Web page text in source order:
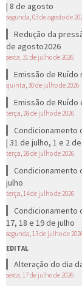
| 8 de agosto
segunda, 03 de agosto de
Redução da
de agosto2026
sexta, 31 de julho de 2026
Emissão de Ruído
quinta, 30 de julho de 2026
Emissão de Ruído
terça, 28 de julho de 2026
Condicionamento
| 31 de julho, 1 e 2
terça, 28 de julho de 2026
Condicionamento
julho
terça, 14 de julho de 2026
Condicionamento
17, 18 e 19 de julho
segunda, 13 de julho de
EDITAL
Alteração do dia
sexta, 17 de julho de 2026